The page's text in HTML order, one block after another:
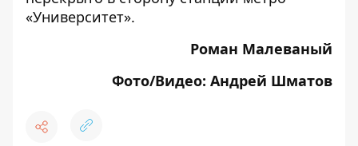
«Университет».
Роман Малеваный
Фото/Видео: Андрей Шматов